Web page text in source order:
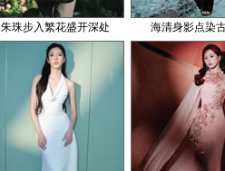
朱珠步入繁花盛开深处 海清身影点染